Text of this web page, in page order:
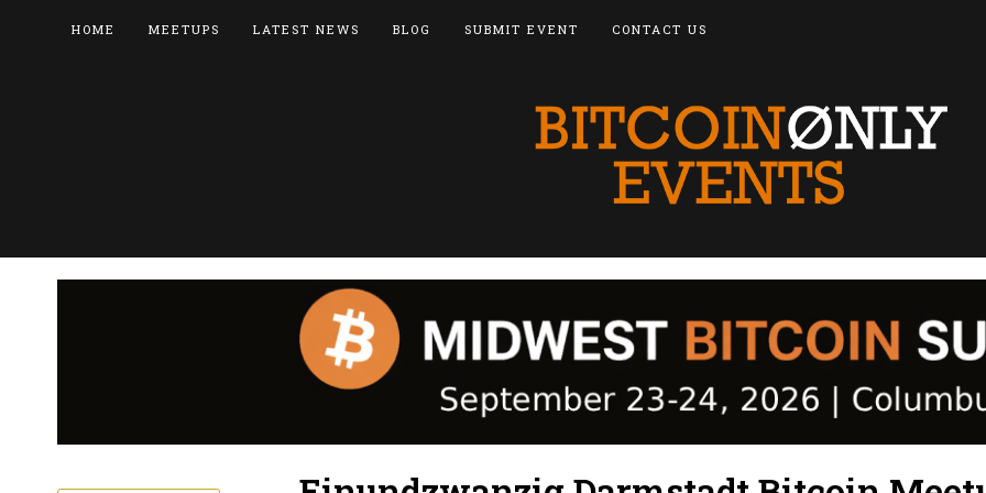
HOME MEETUPS LATEST NEWS BLOG SUBMIT EVENT CONTACT US